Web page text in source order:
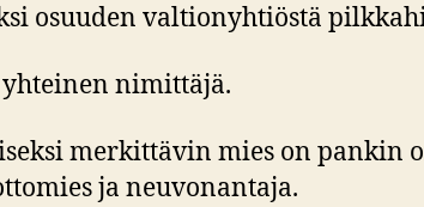
osuuden valtionyhtiöstä
nimittäjä.
merkittävin mies on pankin
ja neuvonantaja.